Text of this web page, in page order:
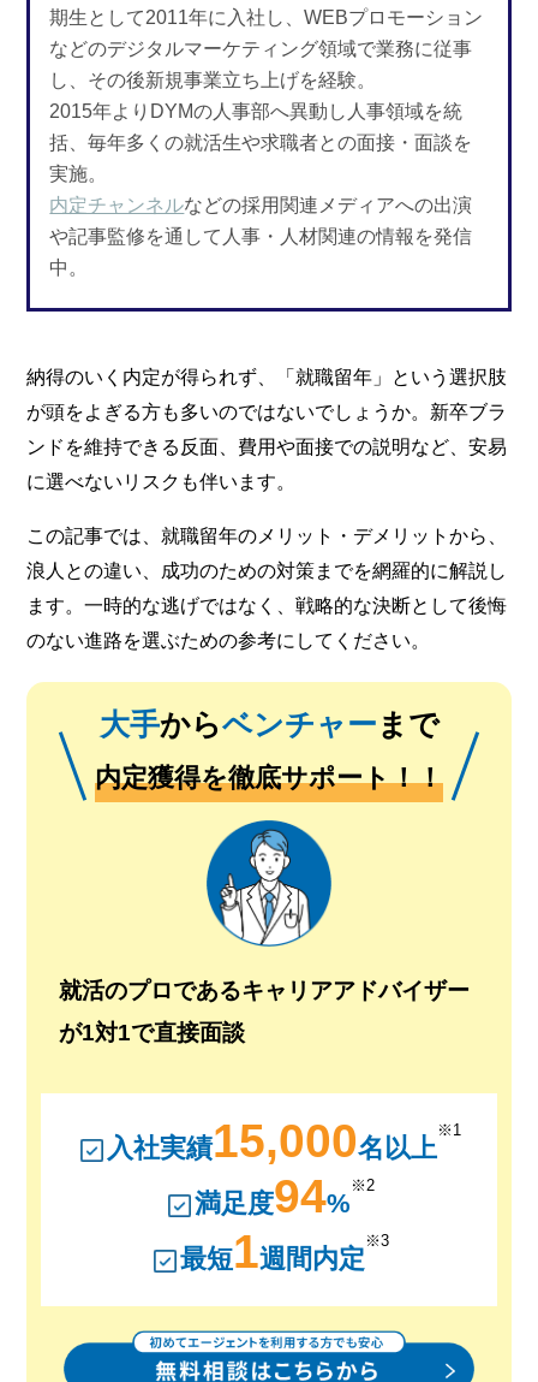
期生として2011年に入社し、WEBプロモーション
などのデジタルマーケティング領域で業務に従事
し、その後新規事業立ち上げを経験。
2015年よりDYMの人事部へ異動し人事領域を統
括、毎年多くの就活生や求職者との面接・面談を
実施。
内定チャンネルなどの採用関連メディアへの出演
や記事監修を通して人事・人材関連の情報を発信
中。
納得のいく内定が得られず、「就職留年」という選択肢
が頭をよぎる方も多いのではないでしょうか。新卒ブラ
ンドを維持できる反面、費用や面接での説明など、安易
に選べないリスクも伴います。
この記事では、就職留年のメリット・デメリットから、
浪人との違い、成功のための対策までを網羅的に解説し
ます。一時的な逃げではなく、戦略的な決断として後悔
のない進路を選ぶための参考にしてください。
大手からベンチャー まで
内定獲得を徹底サポート！！
就活のプロであるキャリアアドバイザー
が1対1で直接面談
入社実績15,000名以上
※1
満足度94%
※2
最短1週間内定
※3